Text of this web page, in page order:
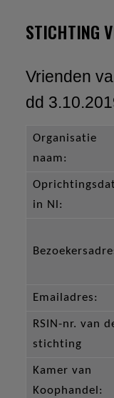
STICHTING
Vrienden
dd
Organisatie
naam:
in Nl:
Emailadres:
RSIN-nr. van
stichting
Kamer van
Koophandel: